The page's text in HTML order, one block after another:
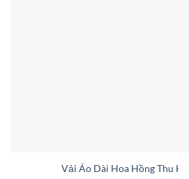
Vải Áo Dài Hoa Hồng Thu